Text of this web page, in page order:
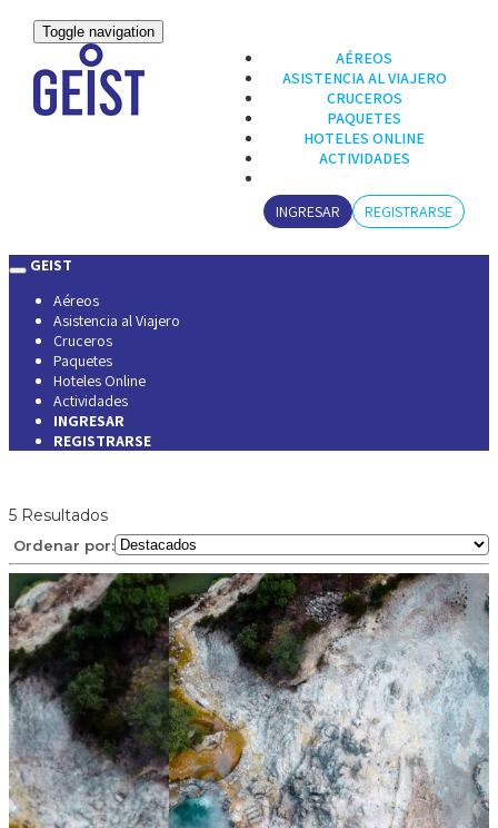
Toggle navigation
AÉREOS
ASISTENCIA AL VIAJERO
CRUCEROS
PAQUETES
HOTELES ONLINE
ACTIVIDADES
INGRESAR REGISTRARSE
GEIST
Aéreos
Asistencia al Viajero
Cruceros
Paquetes
Hoteles Online
Actividades
INGRESAR
REGISTRARSE
5 Resultados
Ordenar por: